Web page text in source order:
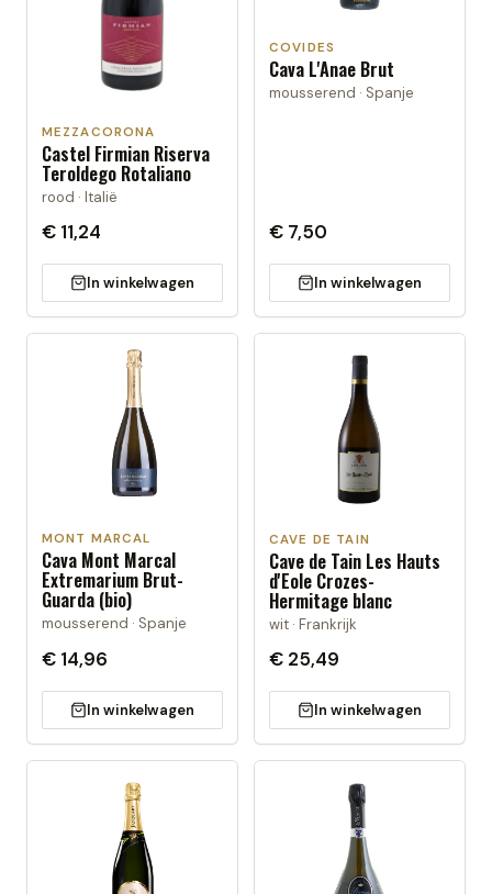
MEZZACORONA
Castel Firmian Riserva
Teroldego Rotaliano
rood · Italië
€ 11,24
In winkelwagen
COVIDES
Cava L'Anae Brut
mousserend · Spanje
€ 7,50
In winkelwagen
MONT MARCAL
Cava Mont Marcal
Extremarium Brut-
Guarda (bio)
mousserend · Spanje
€ 14,96
In winkelwagen
CAVE DE TAIN
Cave de Tain Les Hauts
d'Eole Crozes-
Hermitage blanc
wit · Frankrijk
€ 25,49
In winkelwagen